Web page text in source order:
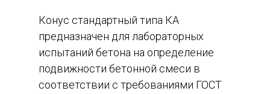
Конус стандартный типа КА
предназначен для лабораторных
испытаний бетона на определение
подвижности бетонной смеси в
соответствии с требованиями ГОСТ